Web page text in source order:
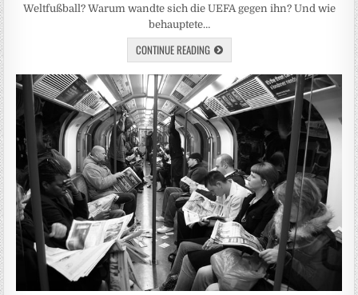
Weltfußball? Warum wandte sich die UEFA gegen ihn? Und wie
behauptete…
CONTINUE READING